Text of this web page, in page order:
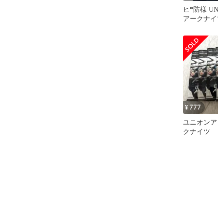
ヒ*防様
アークナ
¥777
ユニオン
クナイツ